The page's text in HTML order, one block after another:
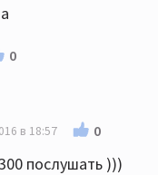
0
в 18:57 0
послушать )))